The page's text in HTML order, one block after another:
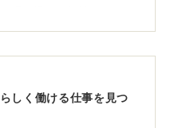
の段階で落ちたのか、書
なら話し方や態度はどう
しょう。
しく働ける仕事を見つ